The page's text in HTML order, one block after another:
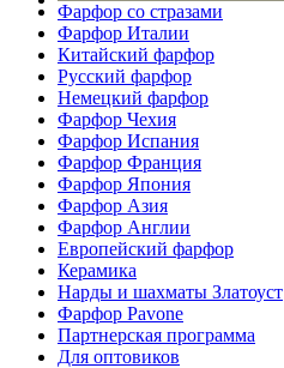
Фарфор со стразами
Фарфор Италии
Китайский фарфор
Русский фарфор
Немецкий фарфор
Фарфор Чехия
Фарфор Испания
Фарфор Франция
Фарфор Япония
Фарфор Азия
Фарфор Англии
Европейский фарфор
Керамика
Нарды и шахматы Златоуст
Фарфор Pavone
Партнерская программа
Для оптовиков